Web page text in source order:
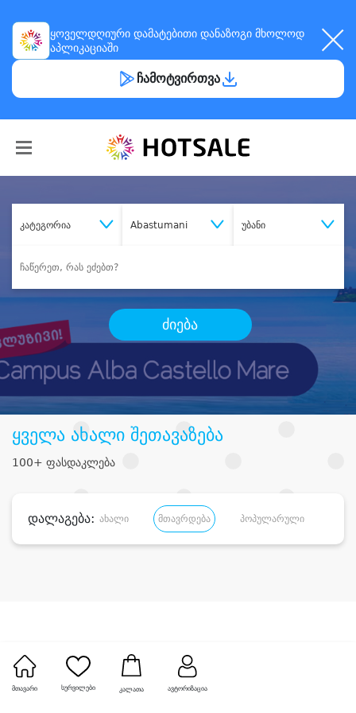
ყოველდღიური დამატებითი დანაზოგი მხოლოდ
აპლიკაციაში
ჩამოტვირთვა
მთავარი სურვილები კალათა ავტორიზაცია
კატეგორია Abastumani უბანი
ძიება
ყველა ახალი შეთავაზება
100+ ფასდაკლება
დალაგება: ახალი მთავრდება პოპულარული